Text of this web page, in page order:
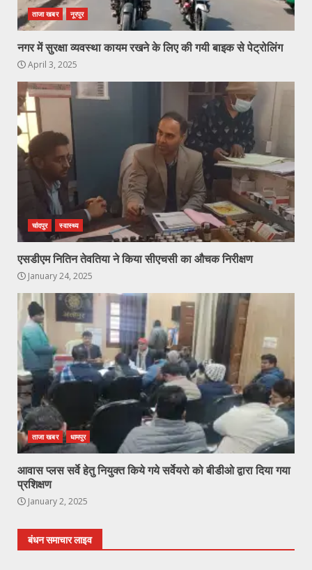
ताजा खबर नूरपुर
नगर में सुरक्षा व्यवस्था कायम रखने के लिए की गयी बाइक से पेट्रोलिंग
April 3, 2025
चांदपुर स्वास्थ्य
एसडीएम नितिन तेवतिया ने किया सीएचसी का औचक निरीक्षण
January 24, 2025
ताजा खबर धामपुर
आवास प्लस सर्वे हेतु नियुक्त किये गये सर्वेयरो को बीडीओ द्वारा दिया गया
प्रशिक्षण
January 2, 2025
बंधन समाचार लाइव